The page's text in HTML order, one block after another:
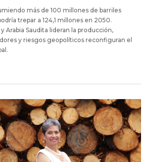
más de 100 millones de barriles
trepar a 124,1 millones en 2050.
Arabia Saudita lideran la producción,
y riesgos geopolíticos reconfiguran el